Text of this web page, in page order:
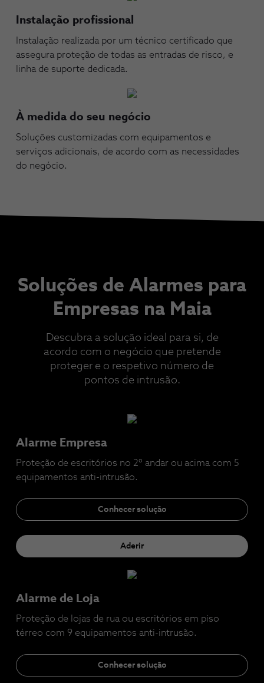
Instalação profissional
Instalação realizada por um técnico certificado que
assegura proteção de todas as entradas de risco, e
linha de suporte dedicada.
À medida do seu negócio
Soluções customizadas com equipamentos e
serviços adicionais, de acordo com as necessidades
do negócio.
Soluções de Alarmes para
Empresas na Maia
Descubra a solução ideal para si, de
acordo com o negócio que pretende
proteger e o respetivo número de
pontos de intrusão.
Alarme Empresa
Proteção de escritórios no 2º andar ou acima com 5
equipamentos anti-intrusão.
Conhecer solução
Aderir
Alarme de Loja
Proteção de lojas de rua ou escritórios em piso
térreo com 9 equipamentos anti-intrusão.
Conhecer solução